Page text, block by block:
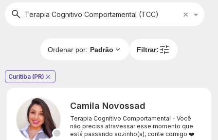
Terapia Cognitivo Comportamental (TCC)
Ordenar por: Padrão Filtrar:
Curitiba (PR)
Camila Novossad
Terapia Cognitivo Comportamental - Você
não precisa atravessar esse momento que
está passando sozinho(a), conte comigo ❤️